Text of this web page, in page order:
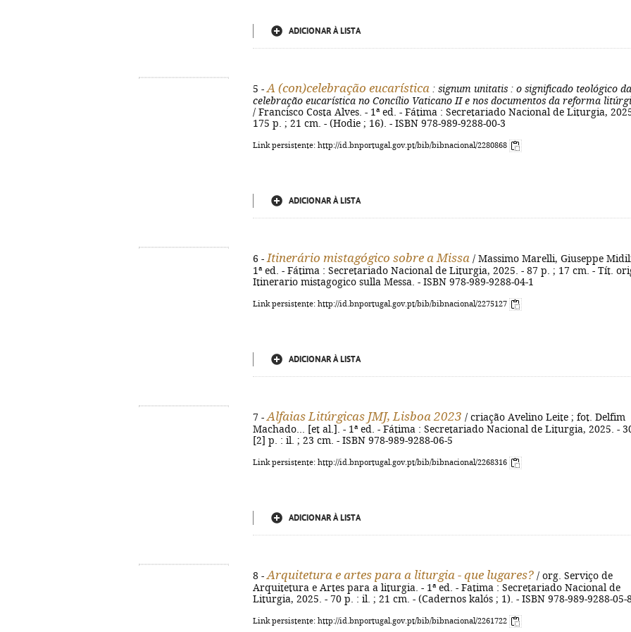
ADICIONAR À LISTA
5 - A (con)celebração eucarística : signum unitatis : o significado teológico da
celebração eucarística no Concílio Vaticano II e nos documentos da reforma
/ Francisco Costa Alves. - 1ª ed. - Fátima : Secretariado Nacional de Liturgia,
175 p. ; 21 cm. - (Hodie ; 16). - ISBN 978-989-9288-00-3
Link persistente: http://id.bnportugal.gov.pt/bib/bibnacional/2280868
ADICIONAR À LISTA
6 - Itinerário mistagógico sobre a Missa / Massimo Marelli, Giuseppe
1ª ed. - Fátima : Secretariado Nacional de Liturgia, 2025. - 87 p. ; 17 cm. - Tít.
Itinerario mistagogico sulla Messa. - ISBN 978-989-9288-04-1
Link persistente: http://id.bnportugal.gov.pt/bib/bibnacional/2275127
ADICIONAR À LISTA
7 - Alfaias Litúrgicas JMJ, Lisboa 2023 / criação Avelino Leite ; fot. Delfim
Machado... [et al.]. - 1ª ed. - Fátima : Secretariado Nacional de Liturgia, 2025. -
[2] p. : il. ; 23 cm. - ISBN 978-989-9288-06-5
Link persistente: http://id.bnportugal.gov.pt/bib/bibnacional/2268316
ADICIONAR À LISTA
8 - Arquitetura e artes para a liturgia - que lugares? / org. Serviço de
Arquitetura e Artes para a liturgia. - 1ª ed. - Fatima : Secretariado Nacional de
Liturgia, 2025. - 70 p. : il. ; 21 cm. - (Cadernos kalós ; 1). - ISBN 978-989-9288-05-
Link persistente: http://id.bnportugal.gov.pt/bib/bibnacional/2261722